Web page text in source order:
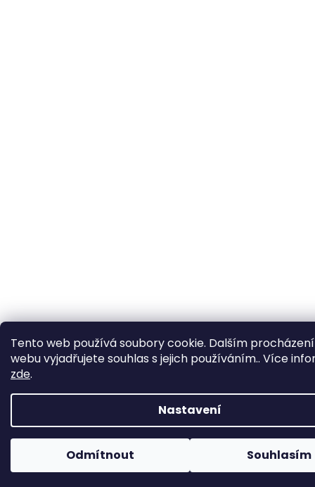
Tento web používá soubory cookie. Dalším
webu vyjadřujete souhlas s jejich používáním.. Více
zde.
Nastavení
Odmítnout Souhlasím